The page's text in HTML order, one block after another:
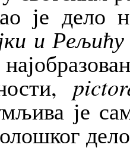
је дело
и Рељићу
pictor
је